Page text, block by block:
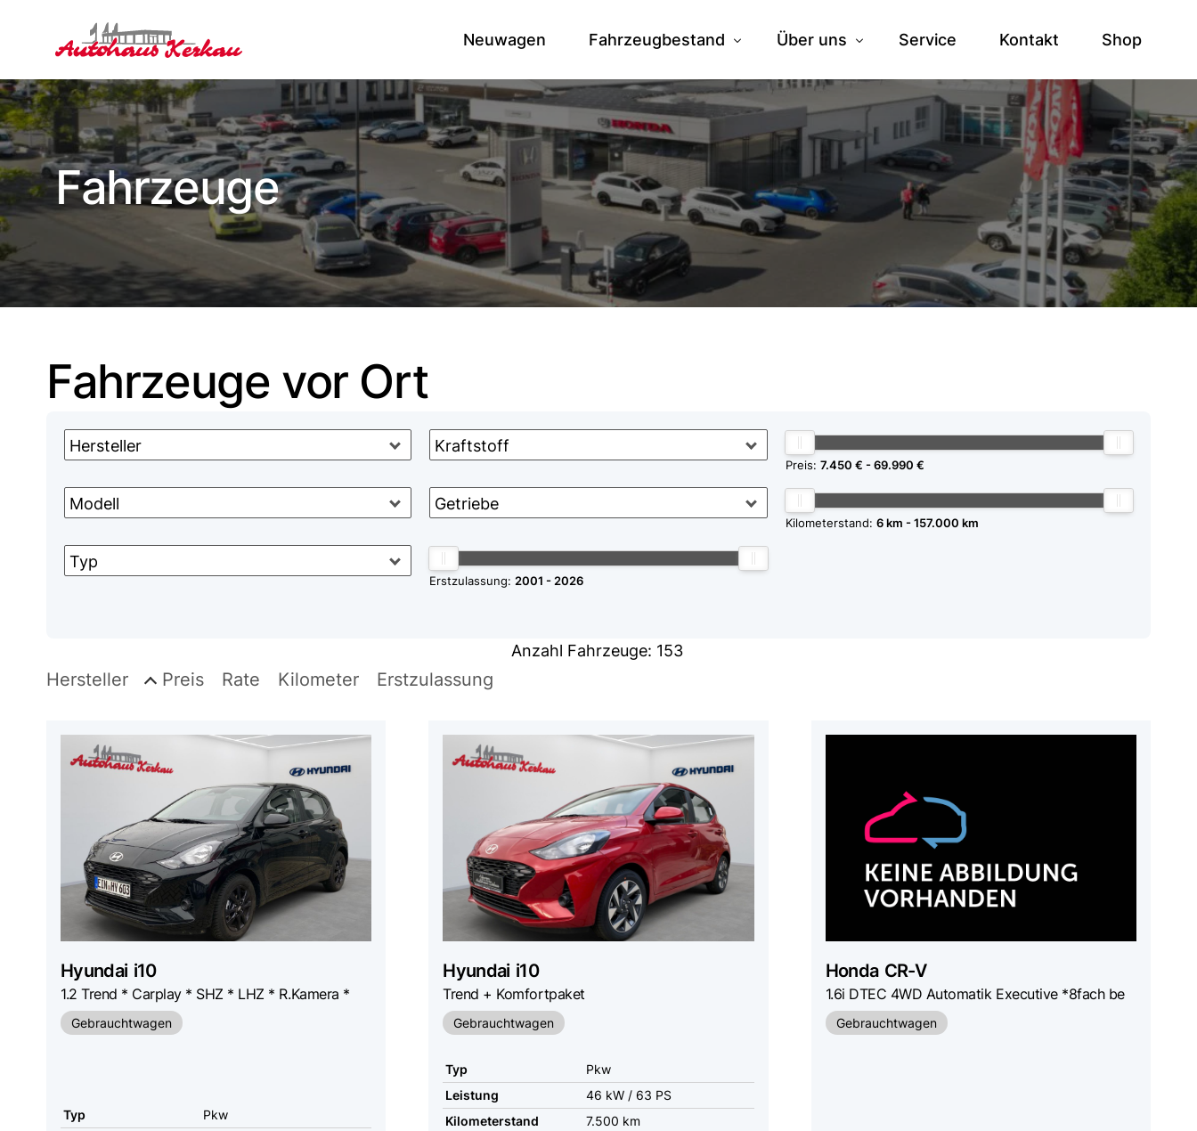
Neuwagen Fahrzeugbestand
Fahrzeuge vor Ort
Zentrallager
Über uns
Historie
Team
Veranstaltungen
Jobs
Service Kontakt Shop
Fahrzeuge
Fahrzeuge vor Ort
Hersteller
Modell
Typ
Kraftstoff
Getriebe
Erstzulassung: 2001 2026
Preis: 7.450 € 69.990 €
Kilometerstand: 6 km 157.000 km
Hersteller Preis Rate Kilometer Erstzulassung
Anzahl Fahrzeuge: 153
Hyundai i10
1.2 Trend * Carplay * SHZ * LHZ * R.Kamera *
Gebrauchtwagen
Typ
Pkw
Hyundai i10
Trend + Komfortpaket
Gebrauchtwagen
Typ
Pkw
Leistung
46 kW / 63 PS
Kilometerstand
7.500 km
Honda CR-V
1.6i DTEC 4WD Automatik Executive *8fach be
Gebrauchtwagen